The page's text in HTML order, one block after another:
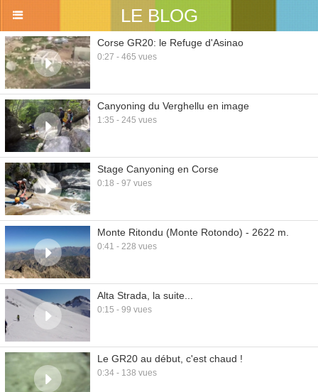
LE BLOG
Corse GR20: le Refuge d'Asinao
0:27 - 465 vues
Canyoning du Verghellu en image
1:35 - 245 vues
Stage Canyoning en Corse
0:18 - 97 vues
Monte Ritondu (Monte Rotondo) - 2622 m.
0:41 - 228 vues
Alta Strada, la suite...
0:15 - 99 vues
Le GR20 au début, c'est chaud !
0:34 - 138 vues